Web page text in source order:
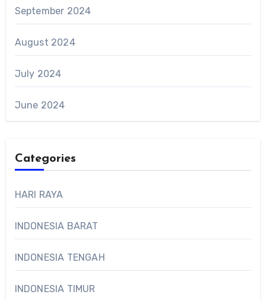
September 2024
August 2024
July 2024
June 2024
Categories
HARI RAYA
INDONESIA BARAT
INDONESIA TENGAH
INDONESIA TIMUR